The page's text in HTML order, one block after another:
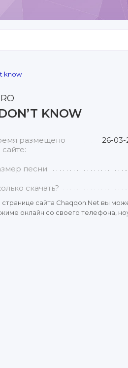
know
KNOW
размещено
сайте:
26-03-
песни:
скачать?
странице сайта Chaqqon.Net вы
онлайн со своего телефона,